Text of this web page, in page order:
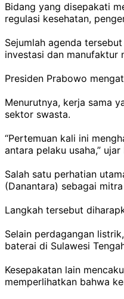
Bidang yang disepakati
regulasi kesehatan,
Sejumlah agenda
investasi dan manufaktur
Presiden Prabowo
Menurutnya, kerja sama
sektor swasta.
“Pertemuan kali ini
antara pelaku usaha,”
Salah satu perhatian
(Danantara) sebagai
Langkah tersebut
Selain perdagangan
baterai di Sulawesi
Kesepakatan lain
memperlihatkan bahwa